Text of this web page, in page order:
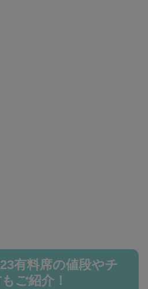
有料席の値段やチ
ご紹介！